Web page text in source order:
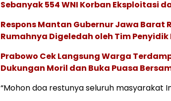
Sebanyak 554 WNI Korban Eksploitasi
Respons Mantan Gubernur Jawa Barat
Rumahnya Digeledah oleh Tim Penyidik
Prabowo Cek Langsung Warga
Dukungan Moril dan Buka Puasa
“Mohon doa restunya seluruh masyarakat